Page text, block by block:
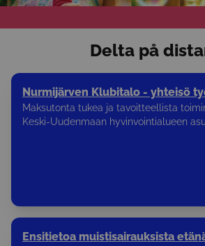
Delta på
Nurmijärven Klubitalo - yhteisö
Maksutonta tukea ja tavoitteellista
Keski-Uudenmaan hyvinvointialueen
Ensitietoa muistisairauksista